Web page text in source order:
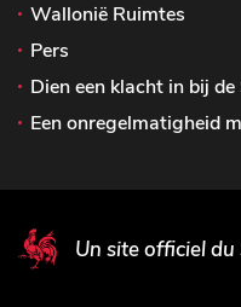
Wallonië Ruimtes
Pers
Dien een klacht in bij de
Een onregelmatigheid
Un site officiel